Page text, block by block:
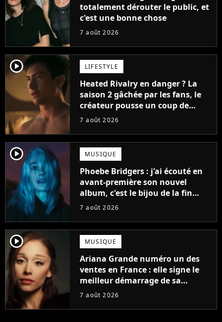
totalement dérouter le public, et
c'est une bonne chose
7 août 2026
player2 LIFESTYLE
Heated Rivalry en danger ? La
saison 2 gâchée par les fans, le
créateur pousse un coup de
gueule
7 août 2026
player2 MUSIQUE
Phoebe Bridgers : j'ai écouté en
avant-première son nouvel
album, c'est le bijou de la fin
d'été
7 août 2026
player2 MUSIQUE
Ariana Grande numéro un des
ventes en France : elle signe le
meilleur démarrage de sa
carrière avec son album Petal
7 août 2026